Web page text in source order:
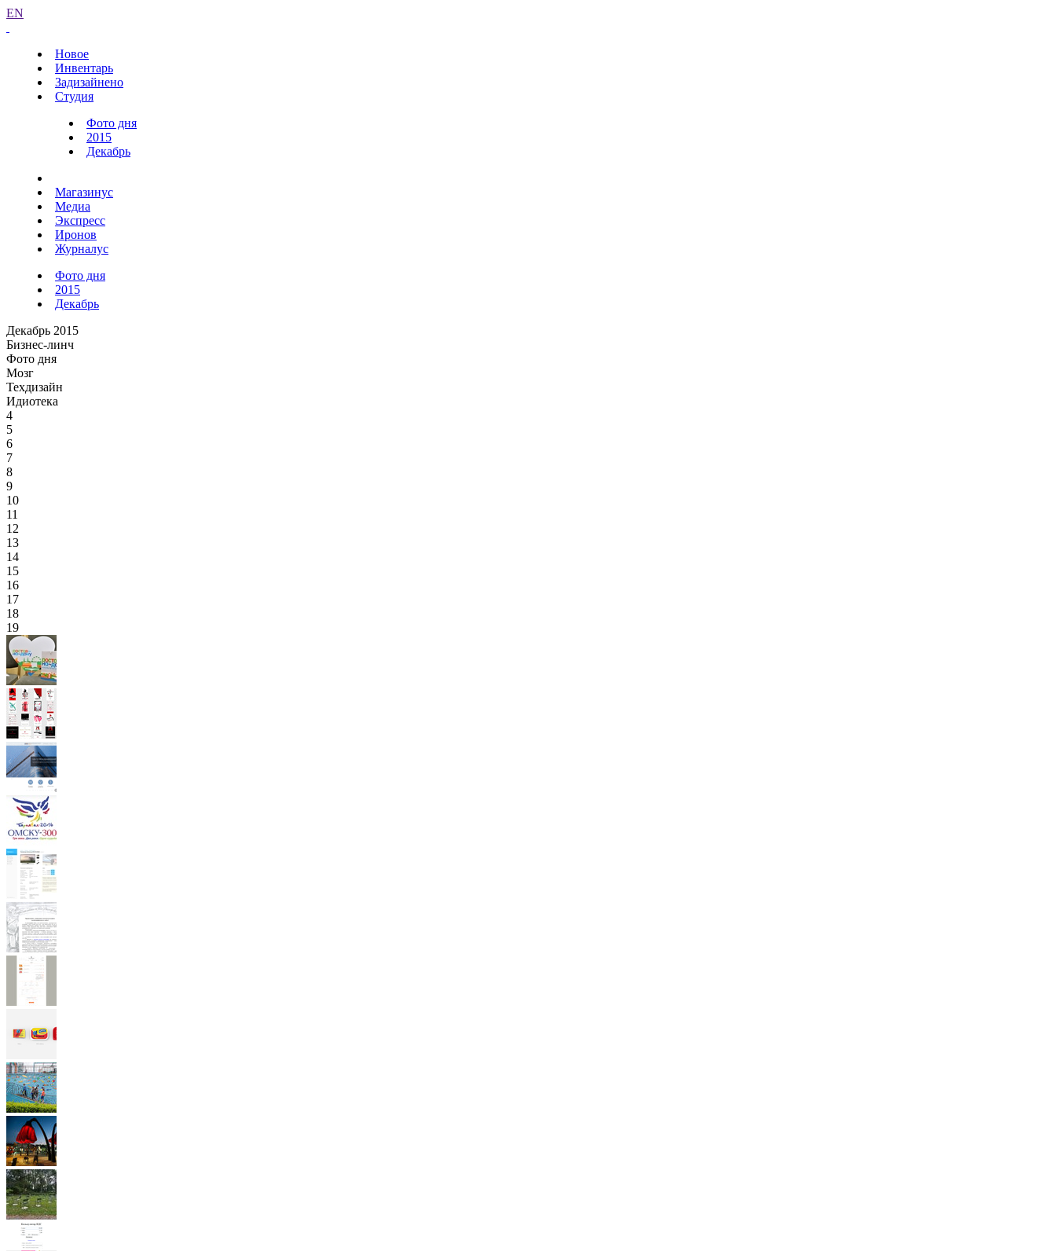
EN
Новое
Инвентарь
Задизайнено
Студия
Фото дня
2015
Декабрь
Магазинус
Медиа
Экспресс
Иронов
Журналус
Фото дня
2015
Декабрь
Декабрь 2015
Бизнес-линч
Фото дня
Мозг
Техдизайн
Идиотека
4
5
6
7
8
9
10
11
12
13
14
15
16
17
18
19